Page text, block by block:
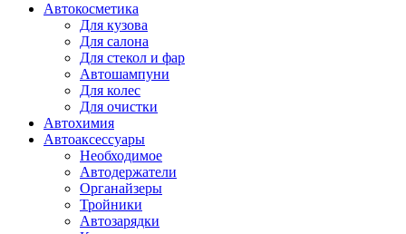
Автокосметика
Для кузова
Для салона
Для стекол и фар
Автошампуни
Для колес
Для очистки
Автохимия
Автоаксессуары
Необходимое
Автодержатели
Органайзеры
Тройники
Автозарядки